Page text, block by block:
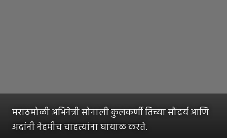
मराठमोळी अभिनेत्री सोनाली कुलकर्णी तिच्या सौंदर्य आणि
अदांनी नेहमीच चाहत्यांना घायाळ करते.